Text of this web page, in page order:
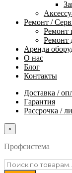
Ремонт /
Ремонт
Ремонт
Аренда
О нас
Блог
Контакты
Доставка /
Гарантия
Рассрочка /
×
Профсистема